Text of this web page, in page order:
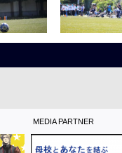
MEDIA PARTNER